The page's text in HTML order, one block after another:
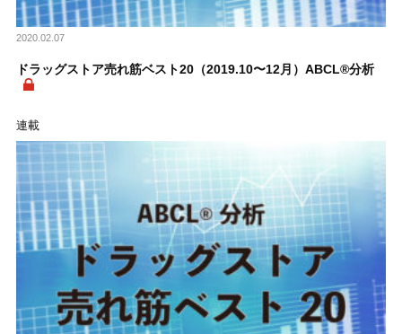
2020.02.07
ドラッグストア売れ筋ベスト20（2019.10〜12月）ABCL®分析
連載